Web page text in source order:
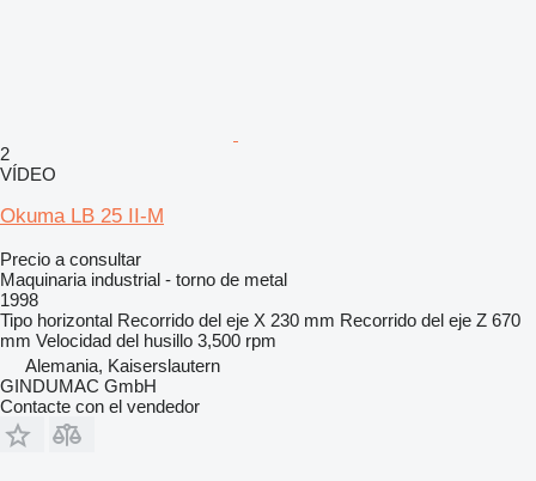
2
VÍDEO
Okuma LB 25 II-M
Precio a consultar
Maquinaria industrial - torno de metal
1998
Tipo horizontal Recorrido del eje X 230 mm Recorrido del eje Z 670
mm Velocidad del husillo 3,500 rpm
Alemania, Kaiserslautern
GINDUMAC GmbH
Contacte con el vendedor